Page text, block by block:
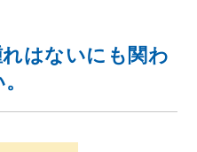
はないにも関わ